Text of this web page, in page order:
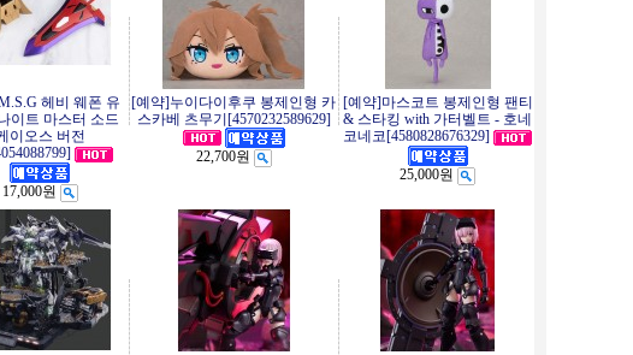
헤비 웨폰 유
이트 마스터 소드
이오스 버전
17,000원
[예약]누이다이후쿠 봉제인형 카
스카베 츠무기[4570232589629]
22,700원
[예약]마스코트 봉제인형 팬티
& 스타킹 with 가터벨트 - 호네
코네코[4580828676329]
25,000원